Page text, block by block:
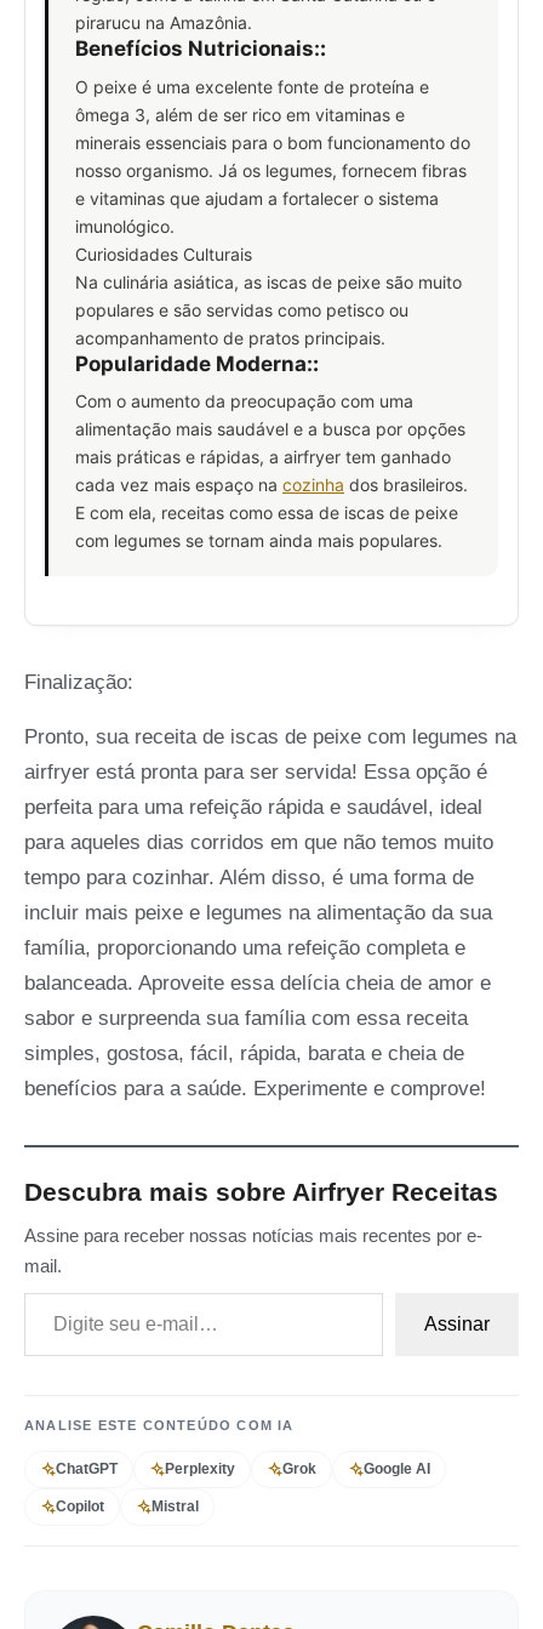
pirarucu na Amazônia.
Benefícios Nutricionais::
O peixe é uma excelente fonte de proteína e
ômega 3, além de ser rico em vitaminas e
minerais essenciais para o bom funcionamento do
nosso organismo. Já os legumes, fornecem fibras
e vitaminas que ajudam a fortalecer o sistema
imunológico.
Curiosidades Culturais
Na culinária asiática, as iscas de peixe são muito
populares e são servidas como petisco ou
acompanhamento de pratos principais.
Popularidade Moderna::
Com o aumento da preocupação com uma
alimentação mais saudável e a busca por opções
mais práticas e rápidas, a airfryer tem ganhado
cada vez mais espaço na cozinha dos brasileiros.
E com ela, receitas como essa de iscas de peixe
com legumes se tornam ainda mais populares.
Finalização:
Pronto, sua receita de iscas de peixe com legumes na
airfryer está pronta para ser servida! Essa opção é
perfeita para uma refeição rápida e saudável, ideal
para aqueles dias corridos em que não temos muito
tempo para cozinhar. Além disso, é uma forma de
incluir mais peixe e legumes na alimentação da sua
família, proporcionando uma refeição completa e
balanceada. Aproveite essa delícia cheia de amor e
sabor e surpreenda sua família com essa receita
simples, gostosa, fácil, rápida, barata e cheia de
benefícios para a saúde. Experimente e comprove!
Descubra mais sobre Airfryer Receitas
Assine para receber nossas notícias mais recentes por e-
mail.
Digite seu e-mail…
Assinar
ANALISE ESTE CONTEÚDO COM IA
ChatGPT Perplexity Grok Google AI
Copilot Mistral